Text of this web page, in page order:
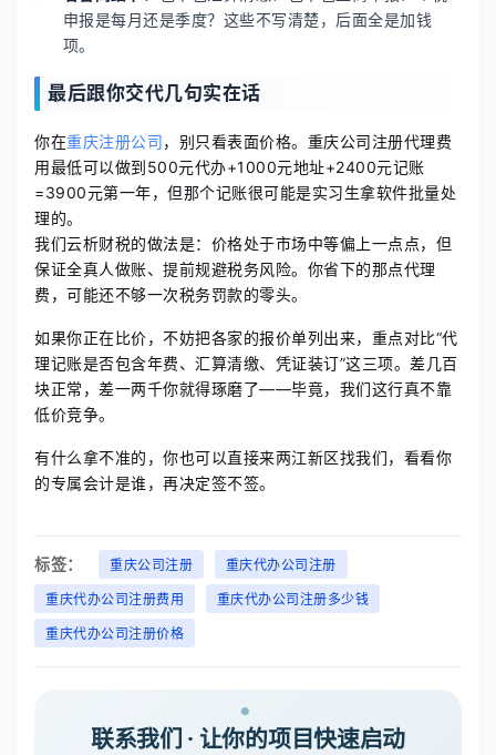
申报是每月还是季度？这些不写清楚，后面全是加钱
项。
最后跟你交代几句实在话
你在重庆注册公司，别只看表面价格。重庆公司注册代理费
用最低可以做到500元代办+1000元地址+2400元记账
=3900元第一年，但那个记账很可能是实习生拿软件批量处
理的。
我们云析财税的做法是：价格处于市场中等偏上一点点，但
保证全真人做账、提前规避税务风险。你省下的那点代理
费，可能还不够一次税务罚款的零头。
如果你正在比价，不妨把各家的报价单列出来，重点对比“代
理记账是否包含年费、汇算清缴、凭证装订”这三项。差几百
块正常，差一两千你就得琢磨了——毕竟，我们这行真不靠
低价竞争。
有什么拿不准的，你也可以直接来两江新区找我们，看看你
的专属会计是谁，再决定签不签。
标签： 重庆公司注册
重庆代办公司注册
重庆代办公司注册费用
重庆代办公司注册多少钱
重庆代办公司注册价格
联系我们 · 让你的项目快速启动